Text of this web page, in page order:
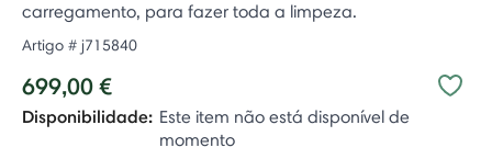
carregamento, para fazer toda a limpeza.
Artigo # j715840
699,00 €
Disponibilidade: Este item não está disponível de
momento